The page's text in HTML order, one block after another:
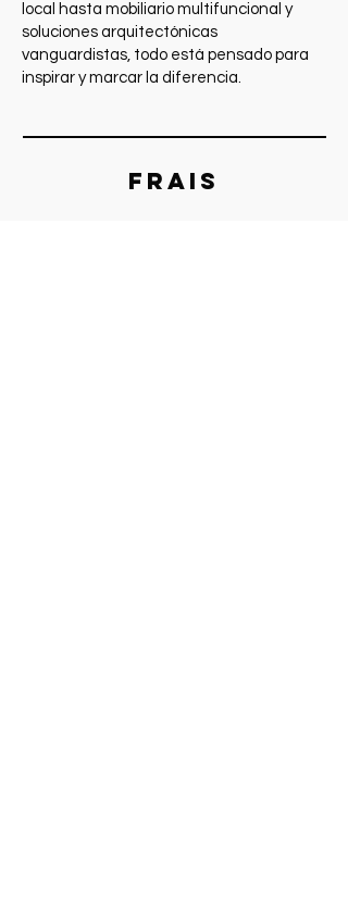
local hasta mobiliario multifuncional y
soluciones arquitectónicas
vanguardistas, todo está pensado para
inspirar y marcar la diferencia.
FRAIS